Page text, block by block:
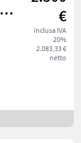
€
inclusa IVA
20%
2.083,33 €
netto